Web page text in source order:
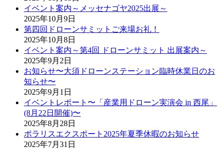
イベント案内～メッセナゴヤ2025出展～
2025年10月9日
第四回ドローンサミットご来場お礼！
2025年10月8日
イベント案内～第4回 ドローンサミット 出展案内～
2025年9月2日
お知らせ〜大須ドローンステーション臨時休業日のお
知らせ〜
2025年9月1日
イベントレポート〜「産業用ドローン実演会 in 西尾」
(8月22日開催)〜
2025年8月28日
ポラリスエクスポート2025年夏季休暇のお知らせ
2025年7月31日